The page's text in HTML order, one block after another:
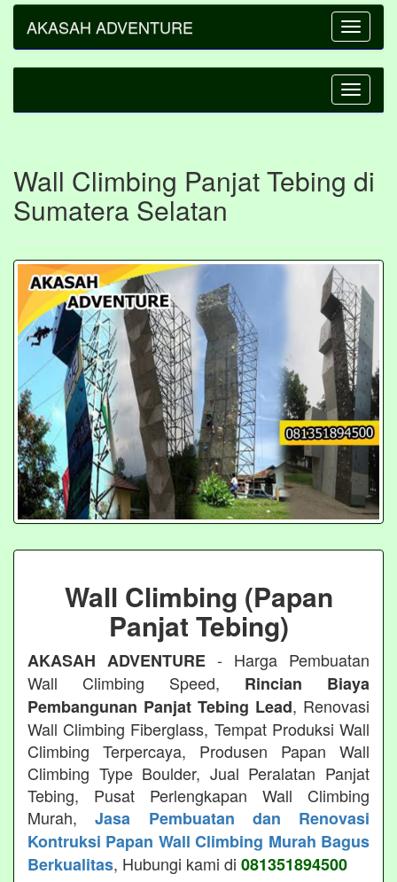
Toggle
AKASAH ADVENTURE
Toggle
Wall Climbing Panjat Tebing di
Sumatera Selatan
Wall Climbing (Papan
Panjat Tebing)
AKASAH ADVENTURE - Harga Pembuatan
Wall Climbing Speed, Rincian Biaya
Pembangunan Panjat Tebing Lead, Renovasi
Wall Climbing Fiberglass, Tempat Produksi Wall
Climbing Terpercaya, Produsen Papan Wall
Climbing Type Boulder, Jual Peralatan Panjat
Tebing, Pusat Perlengkapan Wall Climbing
Murah,Jasa Pembuatan dan Renovasi
Kontruksi Papan Wall Climbing Murah Bagus
Berkualitas, Hubungi kami di 081351894500